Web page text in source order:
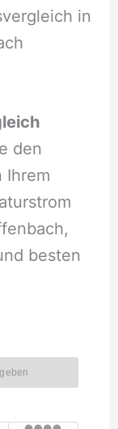
in
den
Ihrem
besten